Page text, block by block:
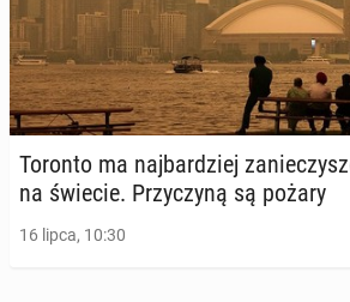
Toronto ma naj­bar­dziej
na świecie. Przy­czy­ną są pożary
16 lipca, 10:30